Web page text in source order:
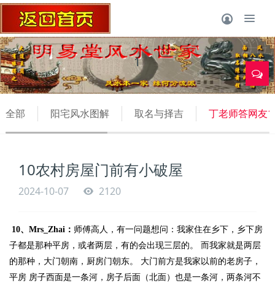
1
全部 阳宅风水图解 取名与择吉 丁老师答网友
10农村房屋门前有小破屋
2024-10-07 2120
10、 Mrs_Zhai ： 师傅高人，有一问题想问：我家住在乡下，乡下房
子都是那种平房，或者两层，有的会出现三层的。
而我家就是两层
的那种，大门朝南，厨房门朝东。
大门前方是我家以前的老房子，
平房 房子西面是一条河，房子后面（北面）也是一条河，两条河不